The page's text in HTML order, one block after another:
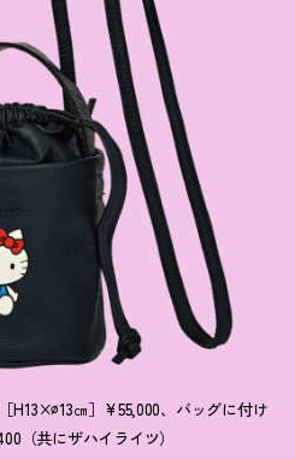
H13×∅13㎝］¥55,000、バッグに付け
（共にザハイライツ）